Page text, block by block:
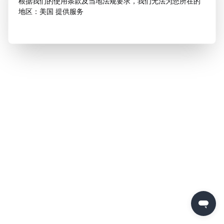
地区：美国 提供服务